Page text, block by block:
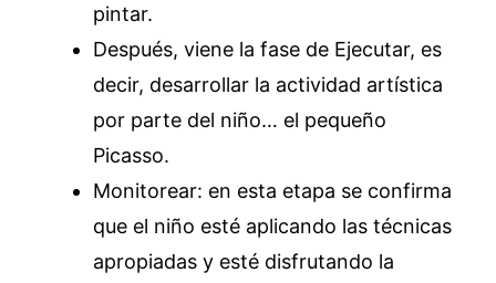
pintar.
Después, viene la fase de Ejecutar, es
decir, desarrollar la actividad artística
por parte del niño… el pequeño
Picasso.
Monitorear: en esta etapa se confirma
que el niño esté aplicando las técnicas
apropiadas y esté disfrutando la